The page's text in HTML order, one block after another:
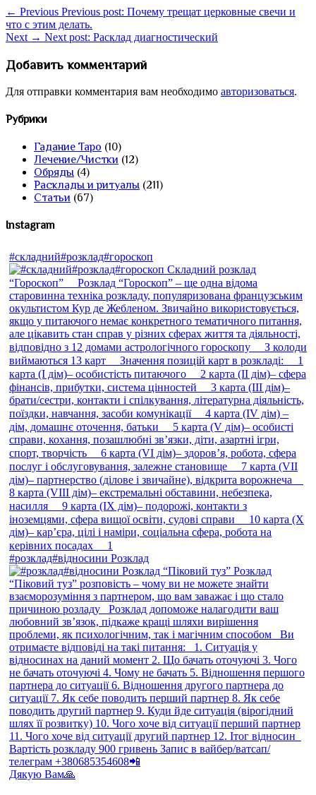
← Previous Previous post: Почему трещат церковные свечи и
что с этим делать.
Next → Next post: Расклад диагностический
Добавить комментарий
Для отправки комментария вам необходимо авторизоваться.
Рубрики
Гадание Таро (10)
Лечение/Чистки (12)
Обряды (4)
Расклады и ритуалы (211)
Статьи (67)
Instagram
#складний#розклад#гороскоп
#розклад#відносини Розклад
Дякую Вам🙏